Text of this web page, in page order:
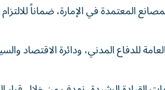
المعتمدة في الإمارة، ضماناً
للدفاع المدني، ودائرة الاقتصاد